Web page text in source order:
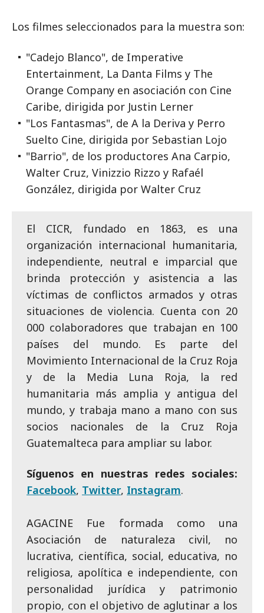
Los filmes seleccionados para la muestra son:
"Cadejo Blanco", de Imperative
Entertainment, La Danta Films y The
Orange Company en asociación con Cine
Caribe, dirigida por Justin Lerner
"Los Fantasmas", de A la Deriva y Perro
Suelto Cine, dirigida por Sebastian Lojo
"Barrio", de los productores Ana Carpio,
Walter Cruz, Vinizzio Rizzo y Rafaél
González, dirigida por Walter Cruz
El CICR, fundado en 1863, es una
organización internacional humanitaria,
independiente, neutral e imparcial que
brinda protección y asistencia a las
víctimas de conflictos armados y otras
situaciones de violencia. Cuenta con 20
000 colaboradores que trabajan en 100
países del mundo. Es parte del
Movimiento Internacional de la Cruz Roja
y de la Media Luna Roja, la red
humanitaria más amplia y antigua del
mundo, y trabaja mano a mano con sus
socios nacionales de la Cruz Roja
Guatemalteca para ampliar su labor.
Síguenos en nuestras redes sociales:
Facebook, Twitter, Instagram.
AGACINE Fue formada como una
Asociación de naturaleza civil, no
lucrativa, científica, social, educativa, no
religiosa, apolítica e independiente, con
personalidad jurídica y patrimonio
propio, con el objetivo de aglutinar a los